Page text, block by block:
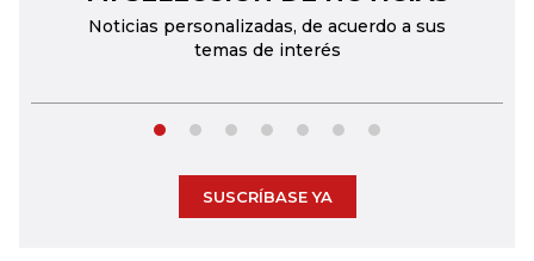
Noticias personalizadas, de acuerdo a sus
temas de interés
SUSCRÍBASE YA